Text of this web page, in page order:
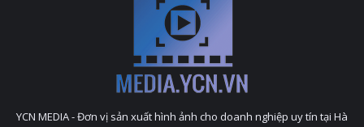
YCN MEDIA - Đơn vị sản xuất hình ảnh cho doanh nghiệp uy tín tại Hà